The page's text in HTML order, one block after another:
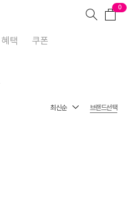
0
혜택 쿠폰
브랜드선택